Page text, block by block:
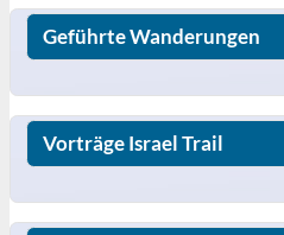
Geführte Wanderungen
Vorträge Israel Trail